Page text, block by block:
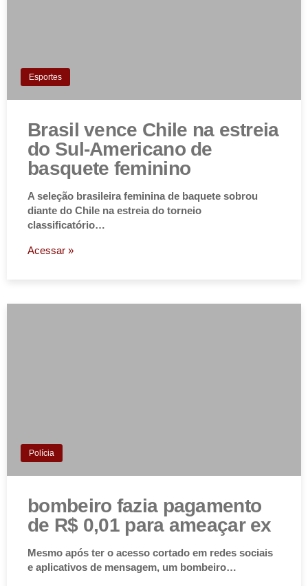
Esportes
Brasil vence Chile na estreia
do Sul-Americano de
basquete feminino
A seleção brasileira feminina de baquete sobrou
diante do Chile na estreia do torneio
classificatório…
Acessar »
Polícia
bombeiro fazia pagamento
de R$ 0,01 para ameaçar ex
Mesmo após ter o acesso cortado em redes sociais
e aplicativos de mensagem, um bombeiro…